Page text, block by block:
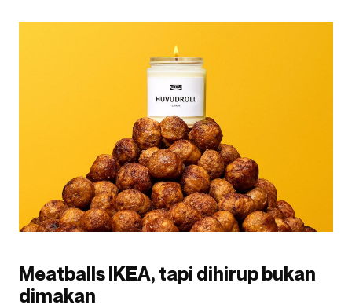
Meatballs IKEA, tapi dihirup bukan
dimakan